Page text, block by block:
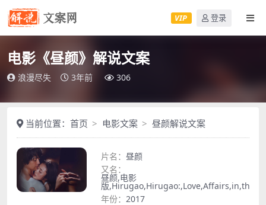
VIP 登录
电影《昼颜》解说文案
浪漫尽失 3年前 306
当前位置： 首页 电影文案 昼颜解说文案
片名： 昼颜
又名：
昼颜,电影
版
年份： 2017